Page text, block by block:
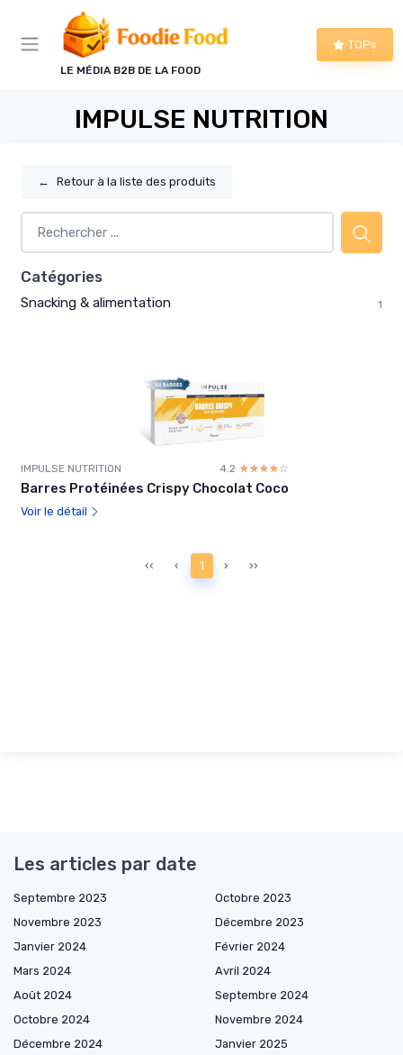
LE MÉDIA B2B DE LA FOOD
TOPs
IMPULSE NUTRITION
← Retour à la liste des produits
Catégories
Snacking & alimentation 1
IMPULSE NUTRITION 4.2 ☆☆☆☆☆
★★★★★
Barres Protéinées Crispy Chocolat Coco
Voir le détail
‹‹ ‹ 1 › ››
Les articles par date
Septembre 2023
Octobre 2023
Novembre 2023
Décembre 2023
Janvier 2024
Février 2024
Mars 2024
Avril 2024
Août 2024
Septembre 2024
Octobre 2024
Novembre 2024
Décembre 2024
Janvier 2025
Panneau de gestion des cookies